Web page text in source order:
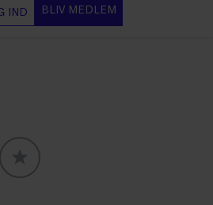
IND BLIV MEDLEM